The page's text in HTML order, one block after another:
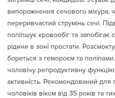
випорожнення сечового міхура,
переривчастий струмінь сечі.
поліпшує кровообіг та
рідини в зоні простати.
бореться з гемороєм та
чоловічу репродуктивну
активність. Рекомендований для
чоловіків віком від 35 років та